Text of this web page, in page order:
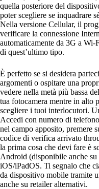
quella posteriore del
poter scegliere se inquadrare
Nella versione Cellular, il
verificare la connessione
automaticamente da 3G a
di quest’ultimo tipo.
È perfetto se si desidera
argomenti o ospitare una
vedere nella metà più bassa
tua fotocamera mentre in alto
scegliere i tuoi interlocutori.
Accedi con numero di
nel campo apposito, premere
codice di verifica arrivato
la prima cosa che devi fare è
Android (disponibile anche
iOS/iPadOS. Ti segnalo che
da dispositivo mobile tramite
anche su retailer alternativi.